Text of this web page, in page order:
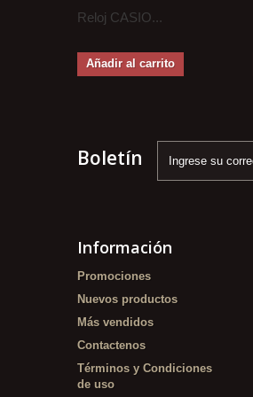
Reloj CASIO...
Añadir al carrito
Boletín
Información
Promociones
Nuevos productos
Más vendidos
Contactenos
Términos y Condiciones
de uso